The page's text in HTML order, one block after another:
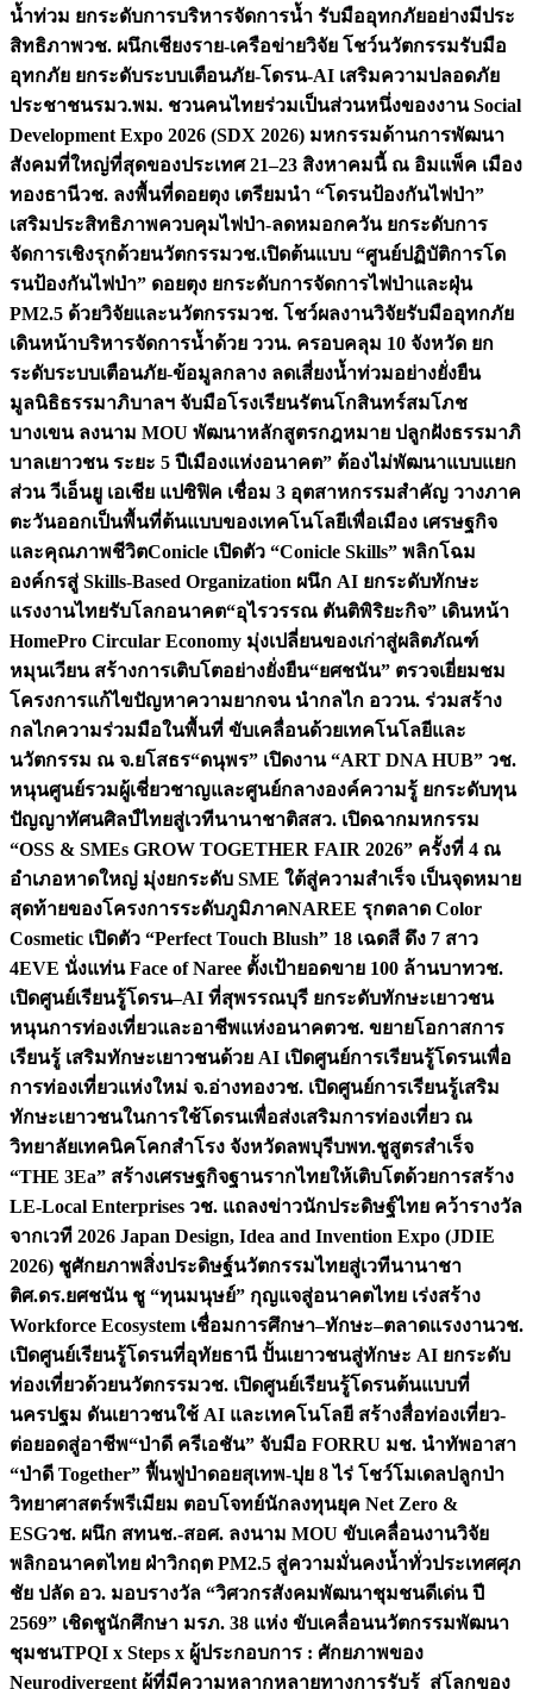
น้ำท่วม ยกระดับการบริหารจัดการน้ำ รับมืออุทกภัยอย่างมีประ
สิทธิภาพวช. ผนึกเชียงราย-เครือข่ายวิจัย โชว์นวัตกรรมรับมือ
อุทกภัย ยกระดับระบบเตือนภัย-โดรน-AI เสริมความปลอดภัย
ประชาชนรมว.พม. ชวนคนไทยร่วมเป็นส่วนหนึ่งของงาน Social
Development Expo 2026 (SDX 2026) มหกรรมด้านการพัฒนา
สังคมที่ใหญ่ที่สุดของประเทศ 21–23 สิงหาคมนี้ ณ อิมแพ็ค เมือง
ทองธานีวช. ลงพื้นที่ดอยตุง เตรียมนำ “โดรนป้องกันไฟป่า”
เสริมประสิทธิภาพควบคุมไฟป่า-ลดหมอกควัน ยกระดับการ
จัดการเชิงรุกด้วยนวัตกรรมวช.เปิดต้นแบบ “ศูนย์ปฏิบัติการโด
รนป้องกันไฟป่า” ดอยตุง ยกระดับการจัดการไฟป่าและฝุ่น
PM2.5 ด้วยวิจัยและนวัตกรรมวช. โชว์ผลงานวิจัยรับมืออุทกภัย
เดินหน้าบริหารจัดการน้ำด้วย ววน. ครอบคลุม 10 จังหวัด ยก
ระดับระบบเตือนภัย-ข้อมูลกลาง ลดเสี่ยงน้ำท่วมอย่างยั่งยืน
มูลนิธิธรรมาภิบาลฯ จับมือโรงเรียนรัตนโกสินทร์สมโภช
บางเขน ลงนาม MOU พัฒนาหลักสูตรกฎหมาย ปลูกฝังธรรมาภิ
บาลเยาวชน ระยะ 5 ปีเมืองแห่งอนาคต” ต้องไม่พัฒนาแบบแยก
ส่วน วีเอ็นยู เอเชีย แปซิฟิค เชื่อม 3 อุตสาหกรรมสำคัญ วางภาค
ตะวันออกเป็นพื้นที่ต้นแบบของเทคโนโลยีเพื่อเมือง เศรษฐกิจ
และคุณภาพชีวิตConicle เปิดตัว “Conicle Skills” พลิกโฉม
องค์กรสู่ Skills-Based Organization ผนึก AI ยกระดับทักษะ
แรงงานไทยรับโลกอนาคต“อุไรวรรณ ตันติพิริยะกิจ” เดินหน้า
HomePro Circular Economy มุ่งเปลี่ยนของเก่าสู่ผลิตภัณฑ์
หมุนเวียน สร้างการเติบโตอย่างยั่งยืน“ยศชนัน” ตรวจเยี่ยมชม
โครงการแก้ไขปัญหาความยากจน นำกลไก อววน. ร่วมสร้าง
กลไกความร่วมมือในพื้นที่ ขับเคลื่อนด้วยเทคโนโลยีและ
นวัตกรรม ณ จ.ยโสธร“ดนุพร” เปิดงาน “ART DNA HUB” วช.
หนุนศูนย์รวมผู้เชี่ยวชาญและศูนย์กลางองค์ความรู้ ยกระดับทุน
ปัญญาทัศนศิลป์ไทยสู่เวทีนานาชาติสสว. เปิดฉากมหกรรม
“OSS & SMEs GROW TOGETHER FAIR 2026” ครั้งที่ 4 ณ
อำเภอหาดใหญ่ มุ่งยกระดับ SME ใต้สู่ความสำเร็จ เป็นจุดหมาย
สุดท้ายของโครงการระดับภูมิภาคNAREE รุกตลาด Color
Cosmetic เปิดตัว “Perfect Touch Blush” 18 เฉดสี ดึง 7 สาว
4EVE นั่งแท่น Face of Naree ตั้งเป้ายอดขาย 100 ล้านบาทวช.
เปิดศูนย์เรียนรู้โดรน–AI ที่สุพรรณบุรี ยกระดับทักษะเยาวชน
หนุนการท่องเที่ยวและอาชีพแห่งอนาคตวช. ขยายโอกาสการ
เรียนรู้ เสริมทักษะเยาวชนด้วย AI เปิดศูนย์การเรียนรู้โดรนเพื่อ
การท่องเที่ยวแห่งใหม่ จ.อ่างทองวช. เปิดศูนย์การเรียนรู้เสริม
ทักษะเยาวชนในการใช้โดรนเพื่อส่งเสริมการท่องเที่ยว ณ
วิทยาลัยเทคนิคโคกสำโรง จังหวัดลพบุรีบพท.ชูสูตรสำเร็จ
“THE 3Ea” สร้างเศรษฐกิจฐานรากไทยให้เติบโตด้วยการสร้าง
LE-Local Enterprises วช. แถลงข่าวนักประดิษฐ์ไทย คว้ารางวัล
จากเวที 2026 Japan Design, Idea and Invention Expo (JDIE
2026) ชูศักยภาพสิ่งประดิษฐ์นวัตกรรมไทยสู่เวทีนานาชา
ติศ.ดร.ยศชนัน ชู “ทุนมนุษย์” กุญแจสู่อนาคตไทย เร่งสร้าง
Workforce Ecosystem เชื่อมการศึกษา–ทักษะ–ตลาดแรงงานวช.
เปิดศูนย์เรียนรู้โดรนที่อุทัยธานี ปั้นเยาวชนสู่ทักษะ AI ยกระดับ
ท่องเที่ยวด้วยนวัตกรรมวช. เปิดศูนย์เรียนรู้โดรนต้นแบบที่
นครปฐม ดันเยาวชนใช้ AI และเทคโนโลยี สร้างสื่อท่องเที่ยว-
ต่อยอดสู่อาชีพ“ป่าดี ครีเอชัน” จับมือ FORRU มช. นำทัพอาสา
“ป่าดี Together” ฟื้นฟูป่าดอยสุเทพ-ปุย 8 ไร่ โชว์โมเดลปลูกป่า
วิทยาศาสตร์พรีเมียม ตอบโจทย์นักลงทุนยุค Net Zero &
ESGวช. ผนึก สทนช.-สอศ. ลงนาม MOU ขับเคลื่อนงานวิจัย
พลิกอนาคตไทย ฝ่าวิกฤต PM2.5 สู่ความมั่นคงน้ำทั่วประเทศศุภ
ชัย ปลัด อว. มอบรางวัล “วิศวกรสังคมพัฒนาชุมชนดีเด่น ปี
2569” เชิดชูนักศึกษา มรภ. 38 แห่ง ขับเคลื่อนนวัตกรรมพัฒนา
ชุมชนTPQI x Steps x ผู้ประกอบการ : ศักยภาพของ
Neurodivergent ผู้ที่มีความหลากหลายทางการรับรู้ สู่โลกของ